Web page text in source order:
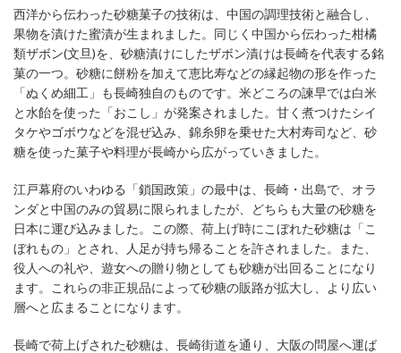
西洋から伝わった砂糖菓子の技術は、中国の調理技術と融合し、
果物を漬けた蜜漬が生まれました。同じく中国から伝わった柑橘
類ザボン(文旦)を、砂糖漬けにしたザボン漬けは長崎を代表する銘
菓の一つ。砂糖に餅粉を加えて恵比寿などの縁起物の形を作った
「ぬくめ細工」も長崎独自のものです。米どころの諫早では白米
と水飴を使った「おこし」が発案されました。甘く煮つけたシイ
タケやゴボウなどを混ぜ込み、錦糸卵を乗せた大村寿司など、砂
糖を使った菓子や料理が長崎から広がっていきました。
江戸幕府のいわゆる「鎖国政策」の最中は、長崎・出島で、オラ
ンダと中国のみの貿易に限られましたが、どちらも大量の砂糖を
日本に運び込みました。この際、荷上げ時にこぼれた砂糖は「こ
ぼれもの」とされ、人足が持ち帰ることを許されました。また、
役人への礼や、遊女への贈り物としても砂糖が出回ることになり
ます。これらの非正規品によって砂糖の販路が拡大し、より広い
層へと広まることになります。
長崎で荷上げされた砂糖は、長崎街道を通り、大阪の問屋へ運ば